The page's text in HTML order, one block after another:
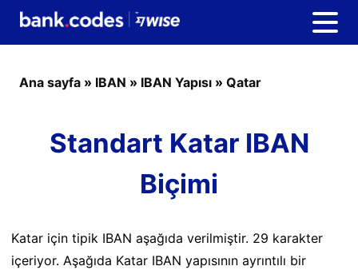
Ana sayfa » IBAN » IBAN Yapısı » Qatar
Standart Katar IBAN
Biçimi
Katar için tipik IBAN aşağıda verilmiştir. 29 karakter
içeriyor. Aşağıda Katar IBAN yapısının ayrıntılı bir